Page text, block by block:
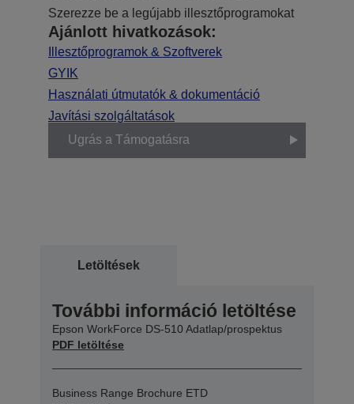
Szerezze be a legújabb illesztőprogramokat
Ajánlott hivatkozások:
Illesztőprogramok & Szoftverek
GYIK
Használati útmutatók & dokumentáció
Javítási szolgáltatások
Ugrás a Támogatásra
Letöltések
További információ letöltése
Epson WorkForce DS-510 Adatlap/prospektus
PDF letöltése
Business Range Brochure ETD